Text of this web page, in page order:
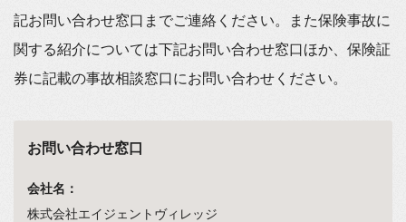
記お問い合わせ窓口までご連絡ください。また保険事故に
関する紹介については下記お問い合わせ窓口ほか、保険証
券に記載の事故相談窓口にお問い合わせください。
お問い合わせ窓口
会社名：
株式会社エイジェントヴィレッジ